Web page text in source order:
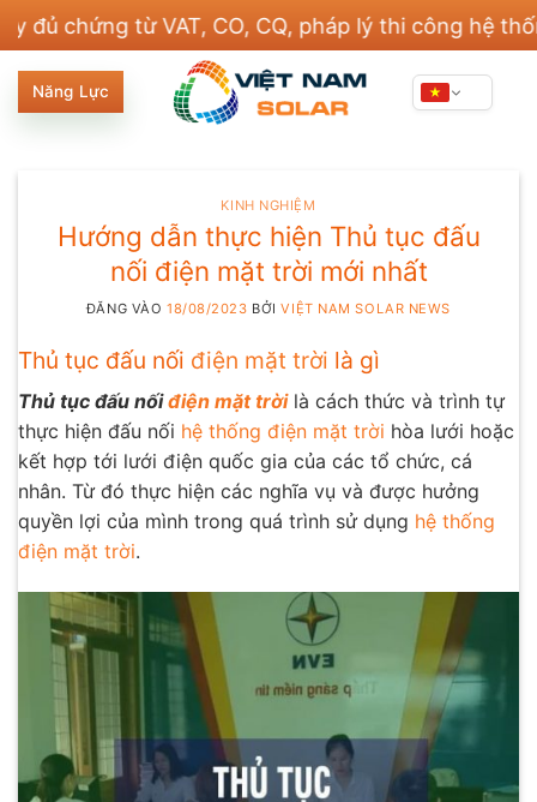
qua
nội
dung
từ VAT, CO, CQ, pháp lý thi công hệ thống
Năng Lực
KINH NGHIỆM
Hướng dẫn thực hiện Thủ tục đấu
nối điện mặt trời mới nhất
ĐĂNG VÀO 18/08/2023 BỞIVIỆT NAM SOLAR NEWS
Thủ tục đấu nối điện mặt trời là gì
Thủ tục đấu nốiđiện mặt trờilà cách thức và trình tự
thực hiện đấu nối hệ thống điện mặt trời hòa lưới hoặc
kết hợp tới lưới điện quốc gia của các tổ chức, cá
nhân. Từ đó thực hiện các nghĩa vụ và được hưởng
quyền lợi của mình trong quá trình sử dụng hệ thống
điện mặt trời.